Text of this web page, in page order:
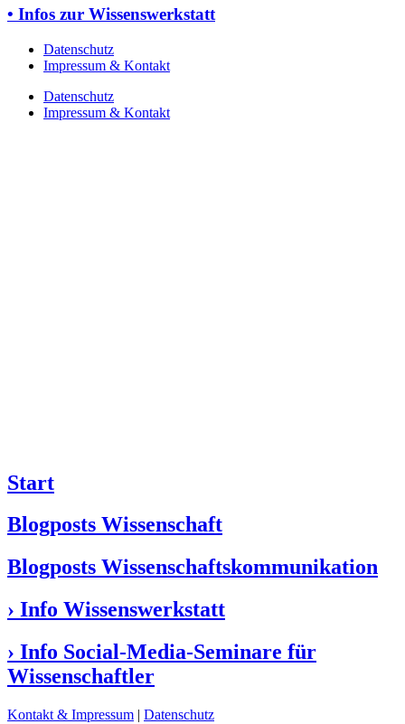
• Infos zur Wissenswerkstatt
Datenschutz
Impressum & Kontakt
Datenschutz
Impressum & Kontakt
Start
Blogposts Wissenschaft
Blogposts Wissenschaftskommunikation
› Info Wissenswerkstatt
› Info Social-Media-Seminare für
Wissenschaftler
Kontakt & Impressum | Datenschutz